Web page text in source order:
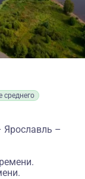
среднего
–